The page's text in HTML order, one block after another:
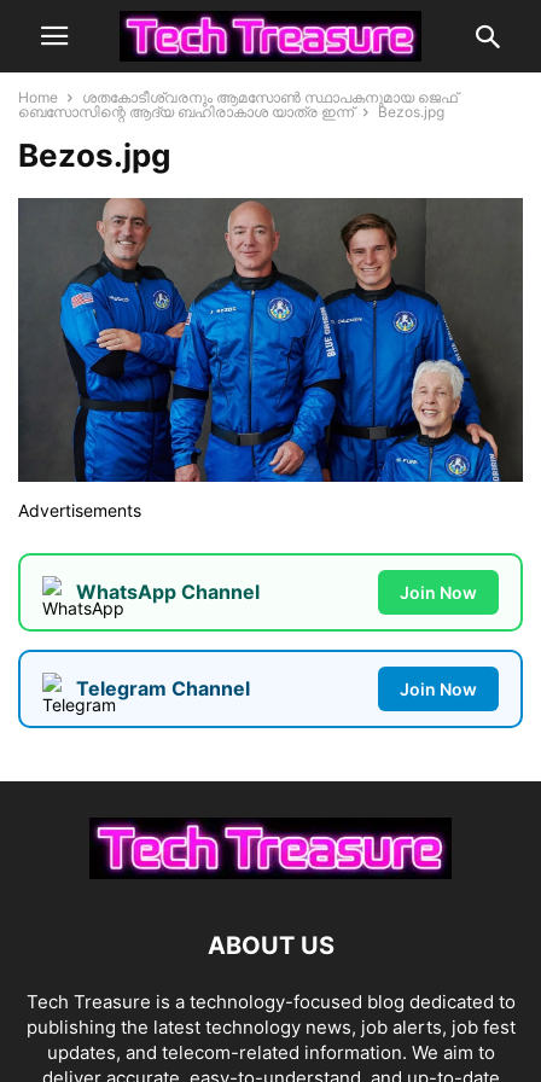
Home
ശതകോടീശ്വരനും ആമസോൺ സ്ഥാപകനുമായ ജെഫ്
ബെസോസിന്റെ ആദ്യ ബഹിരാകാശ യാത്ര ഇന്ന്
Bezos.jpg
Bezos.jpg
Advertisements
WhatsApp Channel Join Now
Telegram Channel Join Now
ABOUT US
Tech Treasure is a technology-focused blog dedicated to
publishing the latest technology news, job alerts, job fest
updates, and telecom-related information. We aim to